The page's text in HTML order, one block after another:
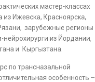
мастер-классах
из Ижевска, Красноярска,
зарубежные регионы
нейрохирурги из Йордании,
и Кыргызтана.
по трансназальной
особенность –